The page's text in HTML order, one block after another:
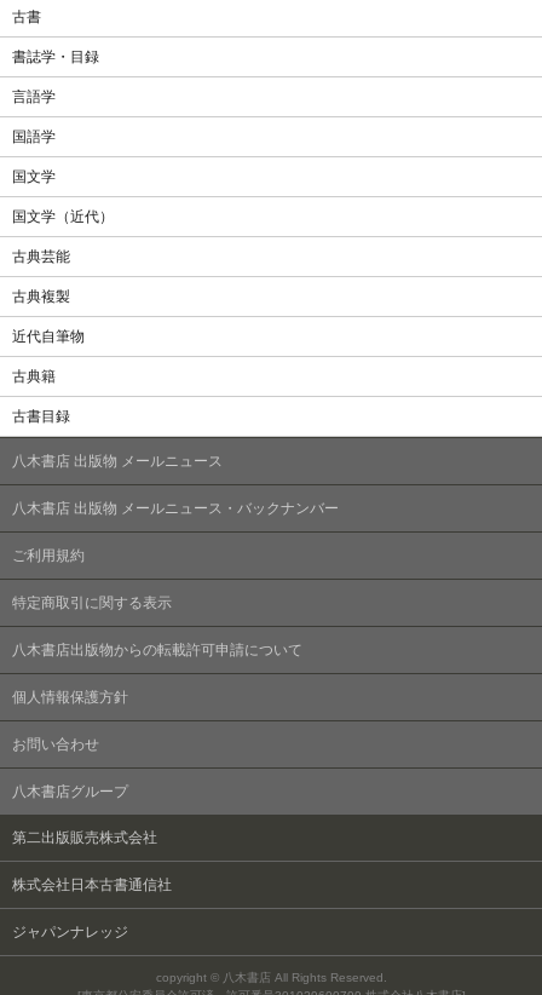
古書
書誌学・目録
言語学
国語学
国文学
国文学（近代）
古典芸能
古典複製
近代自筆物
古典籍
古書目録
八木書店 出版物 メールニュース
八木書店 出版物 メールニュース・バックナンバー
ご利用規約
特定商取引に関する表示
八木書店出版物からの転載許可申請について
個人情報保護方針
お問い合わせ
八木書店グループ
copyright © 八木書店 All Rights Reserved.
第二出版販売株式会社
株式会社日本古書通信社
ジャパンナレッジ